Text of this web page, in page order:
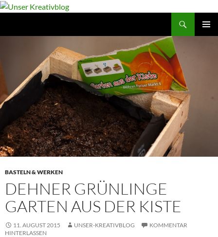
BASTELN & WERKEN
DEHNER GRÜNLINGE
GARTEN AUS DER KISTE
11. AUGUST 2015 UNSER-KREATIVBLOG
KOMMENTAR
HINTERLASSEN